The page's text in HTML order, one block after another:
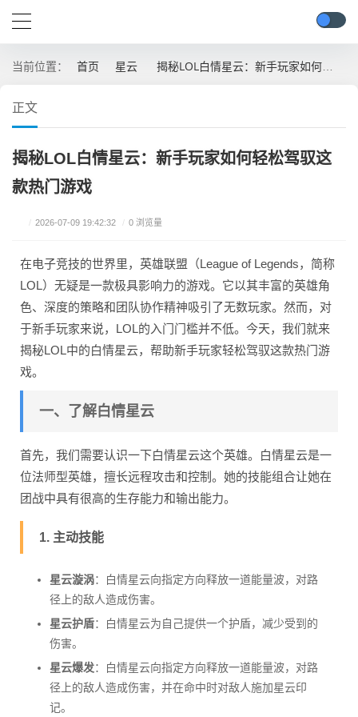
当前位置： 首页 星云 揭秘LOL白情星云：新手玩家如何轻松驾驭这款热门游戏
正文
揭秘LOL白情星云：新手玩家如何轻松驾驭这
款热门游戏
/ 2026-07-09 19:42:32 / 0 浏览量
在电子竞技的世界里，英雄联盟（League of Legends，简称
LOL）无疑是一款极具影响力的游戏。它以其丰富的英雄角
色、深度的策略和团队协作精神吸引了无数玩家。然而，对
于新手玩家来说，LOL的入门门槛并不低。今天，我们就来
揭秘LOL中的白情星云，帮助新手玩家轻松驾驭这款热门游
戏。
一、了解白情星云
首先，我们需要认识一下白情星云这个英雄。白情星云是一
位法师型英雄，擅长远程攻击和控制。她的技能组合让她在
团战中具有很高的生存能力和输出能力。
1. 主动技能
星云漩涡：白情星云向指定方向释放一道能量波，对路
径上的敌人造成伤害。
星云护盾：白情星云为自己提供一个护盾，减少受到的
伤害。
星云爆发：白情星云向指定方向释放一道能量波，对路
径上的敌人造成伤害，并在命中时对敌人施加星云印
记。